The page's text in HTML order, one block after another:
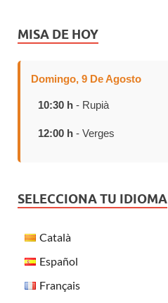
MISA DE HOY
Domingo, 9 De Agosto
10:30 h - Rupià
12:00 h - Verges
SELECCIONA TU IDIOMA
Català
Español
Français